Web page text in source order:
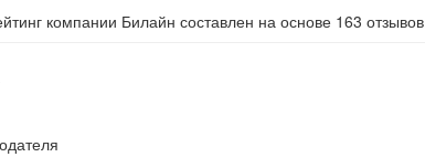
компании Билайн составлен на основе 163 отзывов